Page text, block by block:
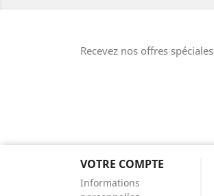
Recevez nos offres spéciales
VOTRE COMPTE
Informations